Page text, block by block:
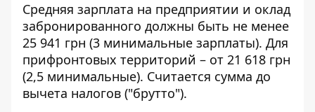
Средняя зарплата на предприятии и оклад
забронированного должны быть не менее
25 941 грн (3 минимальные зарплаты). Для
прифронтовых территорий – от 21 618 грн
(2,5 минимальные). Считается сумма до
вычета налогов ("брутто").